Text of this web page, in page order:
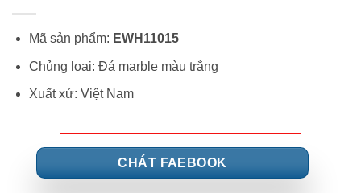
Mã sản phẩm: EWH11015
Chủng loại: Đá marble màu trắng
Xuất xứ: Việt Nam
CHÁT FAEBOOK